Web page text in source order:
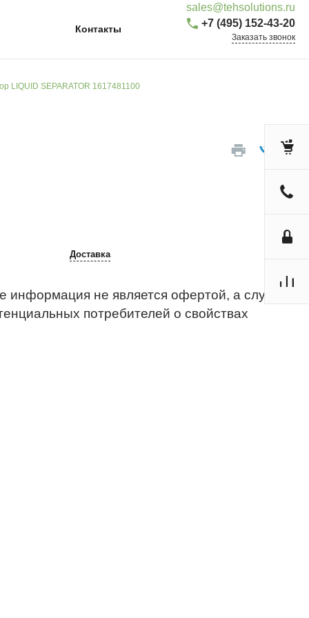
Контакты
sales@tehsolutions.ru
+7 (495) 152-43-20
Заказать звонок
LIQUID SEPARATOR 1617481100
Доставка
информация не является офертой, а служит
потребителей о свойствах